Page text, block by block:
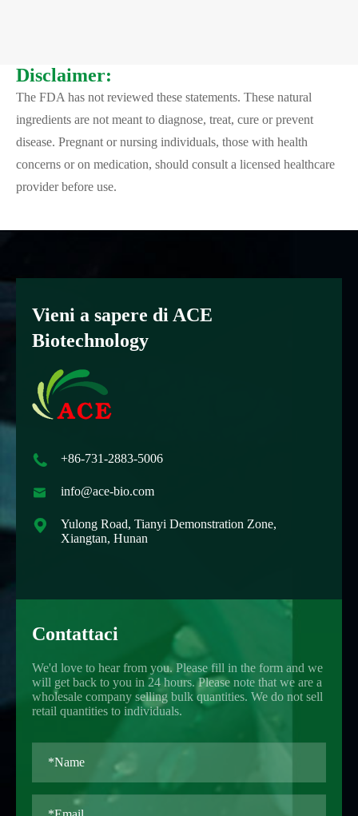
Disclaimer:
The FDA has not reviewed these statements. These natural
ingredients are not meant to diagnose, treat, cure or prevent
disease. Pregnant or nursing individuals, those with health
concerns or on medication, should consult a licensed healthcare
provider before use.
Vieni a sapere di ACE
Biotechnology
 +86-731-2883-5006
 info@ace-bio.com

Yulong Road, Tianyi Demonstration Zone,
Xiangtan, Hunan
Contattaci
We'd love to hear from you. Please fill in the form and we
will get back to you in 24 hours. Please note that we are a
wholesale company selling bulk quantities. We do not sell
retail quantities to individuals.